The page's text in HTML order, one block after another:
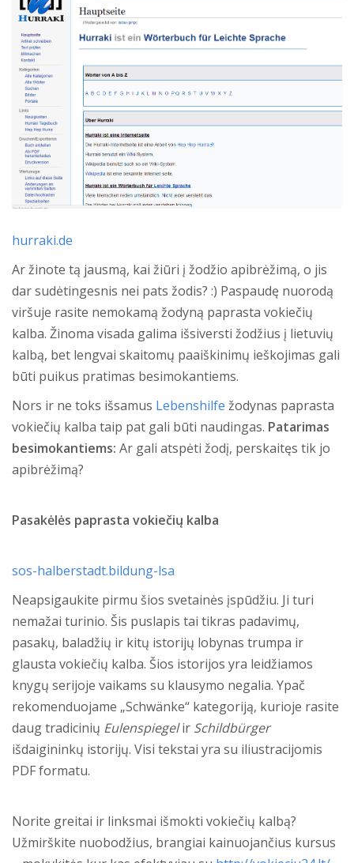
hurraki.de
Ar žinote tą jausmą, kai žiūri į žodžio apibrėžimą, o jis
dar sudėtingesnis nei pats žodis? :) Paspaudę nuorodą
viršuje rasite nemokamą žodyną paprasta vokiečių
kalba. Žinoma visada galima išsiversti žodžius į lietuvių
kalbą, bet lengvai skaitomų paaiškinimų ieškojimas gali
būti puikus pratimas besimokantiems.
Nors ir ne toks išsamus Lebenshilfe žodynas paprasta
vokiečių kalba taip pat gali būti naudingas. Patarimas
besimokantiems: Ar gali atspėti žodį, perskaitęs tik jo
apibrėžimą?
Pasakėlės paprasta vokiečių kalba
sos-halberstadt.bildung-lsa
Neapsigaukite pirmu šios svetainės įspūdžiu. Ji turi
nemažai turinio. Šis puslapis tai tikras padavimų,
pasakų, baladžių ir kitų istorijų lobynas trumpa ir
glausta vokiečių kalba. Šios istorijos yra leidžiamos
knygų serijoje vaikams su klausymo negalia. Ypač
rekomenduojame „Schwänke“ kategoriją, kurioje rasite
daug tradicinių Eulenspiegelir Schildbürger
išdaigininkų istorijų. Visi tekstai yra su iliustracijomis
PDF formatu.
Norite greitai ir linksmai išmokti vokiečių kalbą?
Užmirškite nuobodžius, brangiai kainuojančius kursus